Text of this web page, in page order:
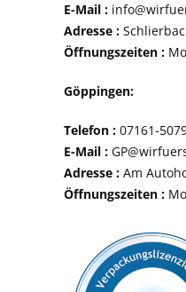
E-Mail :
Adresse :
Öffnungszeiten :
Göppingen:
Telefon :
E-Mail :
Adresse : Am
Öffnungszeiten :